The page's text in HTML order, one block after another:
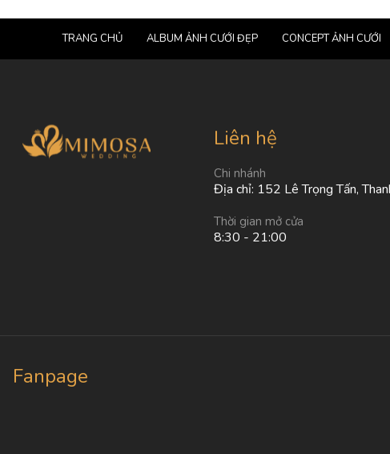
TRANG CHỦ ALBUM ẢNH CƯỚI ĐẸP CONCEPT ẢNH CƯỚI
Liên hệ
Chi nhánh
Địa chỉ: 152 Lê Trọng Tấn,
Thời gian mở cửa
8:30 - 21:00
Fanpage